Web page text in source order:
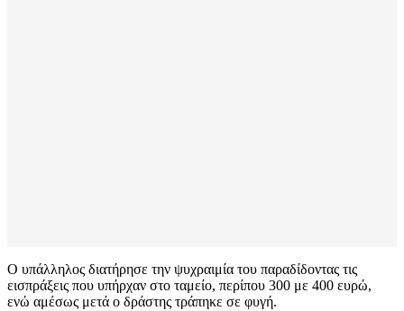
Ο υπάλληλος διατήρησε την ψυχραιμία του παραδίδοντας τις
εισπράξεις που υπήρχαν στο ταμείο, περίπου 300 με 400 ευρώ,
ενώ αμέσως μετά ο δράστης τράπηκε σε φυγή.